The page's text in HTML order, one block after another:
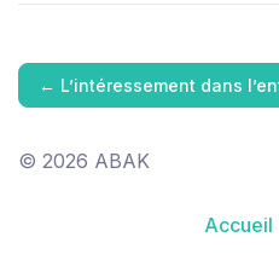
← L’intéressement dans
© 2026 ABAK
Accueil